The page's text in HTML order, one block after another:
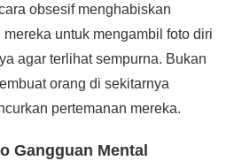
obsesif menghabiskan
untuk mengambil foto diri
agar terlihat sempurna. Bukan
orang di sekitarnya
pertemanan mereka.
Gangguan Mental